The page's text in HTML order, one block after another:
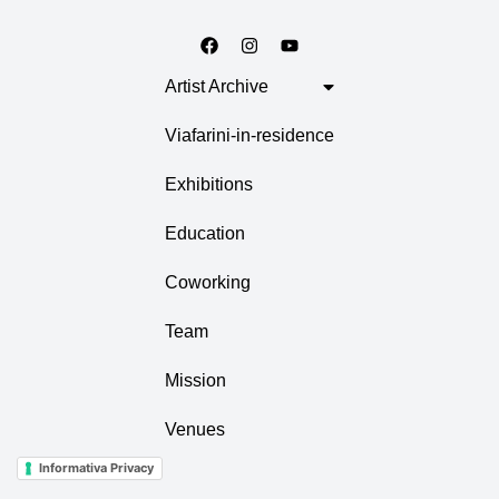
Artist Archive
Viafarini-in-residence
Exhibitions
Education
Coworking
Team
Mission
Venues
Informativa Privacy